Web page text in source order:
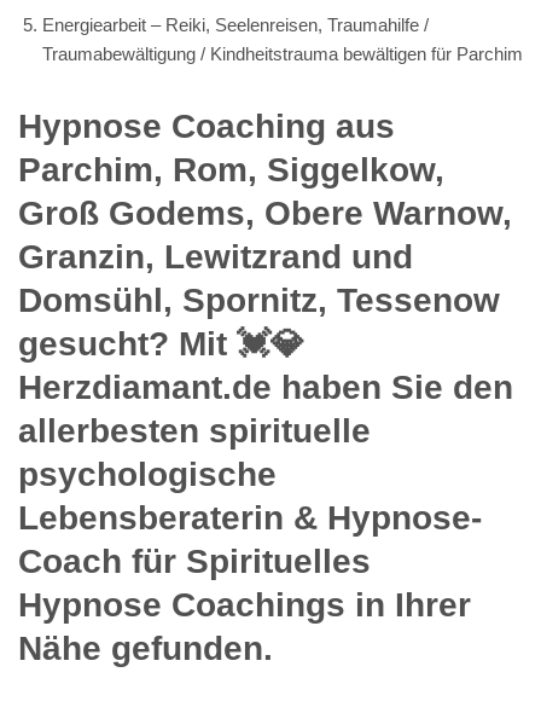
Energiearbeit – Reiki, Seelenreisen, Traumahilfe /
Traumabewältigung / Kindheitstrauma bewältigen für Parchim
Hypnose Coaching aus
Parchim, Rom, Siggelkow,
Groß Godems, Obere Warnow,
Granzin, Lewitzrand und
Domsühl, Spornitz, Tessenow
gesucht? Mit 💓️💎
Herzdiamant.de haben Sie den
allerbesten spirituelle
psychologische
Lebensberaterin & Hypnose-
Coach für Spirituelles
Hypnose Coachings in Ihrer
Nähe gefunden.